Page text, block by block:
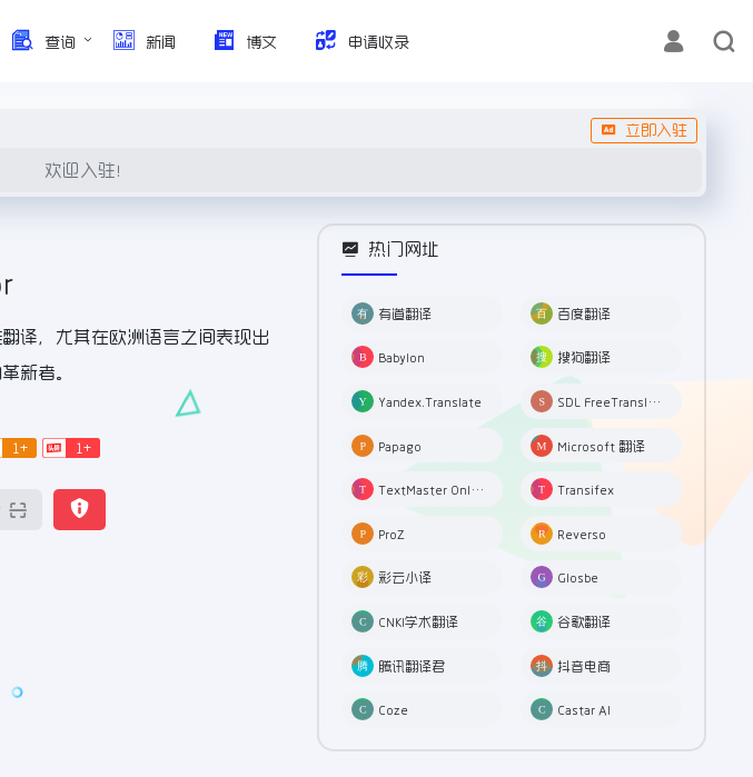
查询 新闻 博文 申请收录
立即入驻
欢迎入驻！
译，尤其在欧洲语言之间表现出
新者。
1+ 1+
热门网址
有道翻译 百度翻译
Babylon 搜狗翻译
Yandex.Translate SDL FreeTranslation
Papago Microsoft 翻译
TextMaster Online Translation Transifex
ProZ Reverso
彩云小译 Glosbe
CNKI学术翻译 谷歌翻译
腾讯翻译君 抖音电商
Coze Castar AI